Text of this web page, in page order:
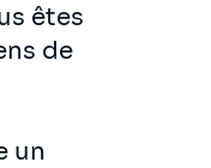
êtes
de
un